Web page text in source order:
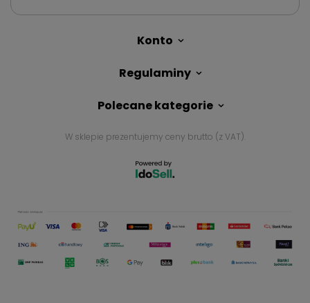
Konto
Regulaminy
Polecane kategorie
W sklepie prezentujemy ceny brutto (z VAT).